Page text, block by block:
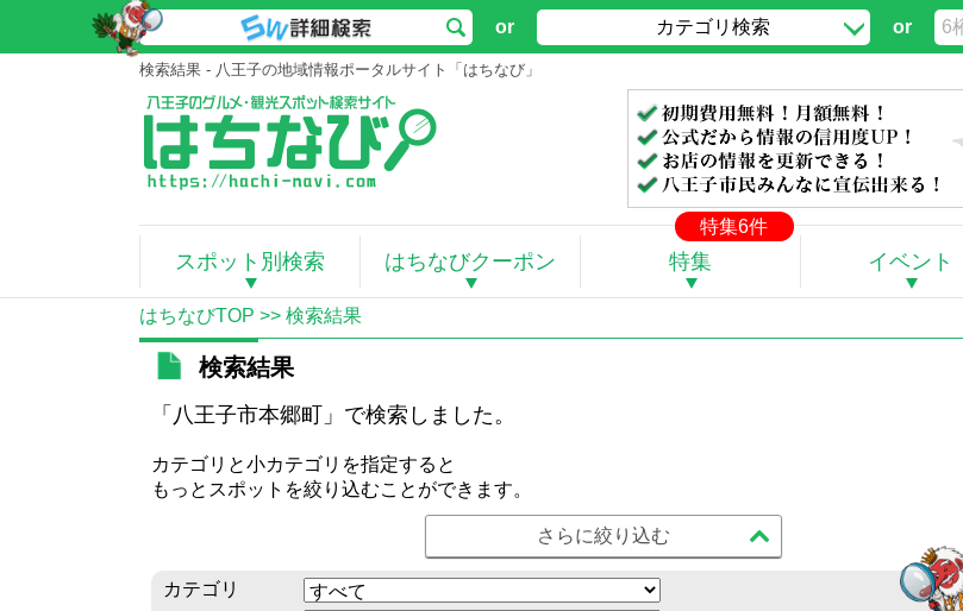
or カテゴリ検索 or
検索結果 - 八王子の地域情報ポータルサイト「はちなび」
特集6件
スポット別検索 はちなびクーポン 特集 イベント
はちなびTOP >> 検索結果
検索結果
「八王子市本郷町」で検索しました。
カテゴリと小カテゴリを指定すると
もっとスポットを絞り込むことができます。
さらに絞り込む
カテゴリ